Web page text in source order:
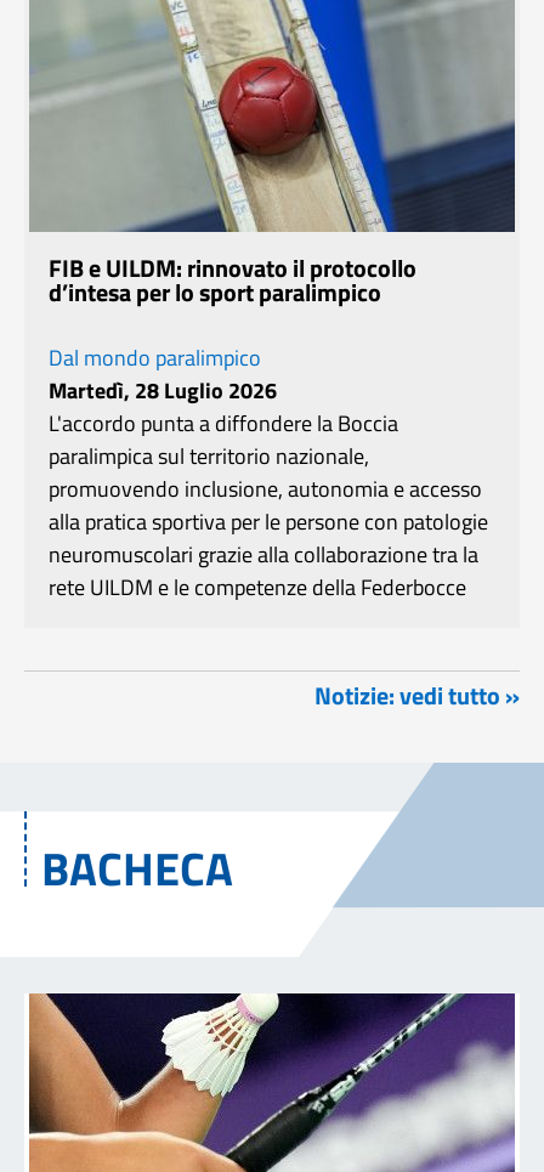
FIB e UILDM: rinnovato il protocollo
d’intesa per lo sport paralimpico
Dal mondo paralimpico
Martedì, 28 Luglio 2026
L'accordo punta a diffondere la Boccia
paralimpica sul territorio nazionale,
promuovendo inclusione, autonomia e accesso
alla pratica sportiva per le persone con patologie
neuromuscolari grazie alla collaborazione tra la
rete UILDM e le competenze della Federbocce
Notizie: vedi tutto »
BACHECA